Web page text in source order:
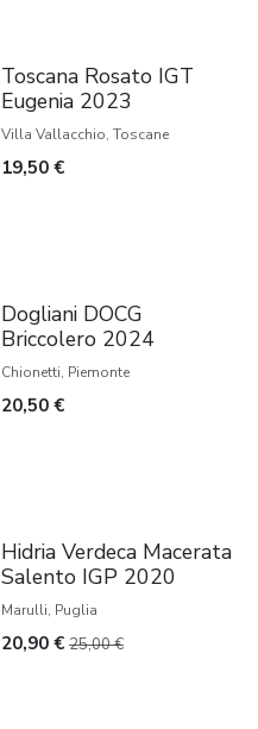
Toscana Rosato IGT
Eugenia 2023
Villa Vallacchio, Toscane
19,50€
Dogliani DOCG
Briccolero 2024
Chionetti, Piemonte
20,50€
Kelderrest
Hidria Verdeca Macerata
Salento IGP 2020
Marulli, Puglia
20,90€ 25,00€